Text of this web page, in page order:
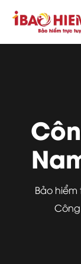
Bảo hiểm